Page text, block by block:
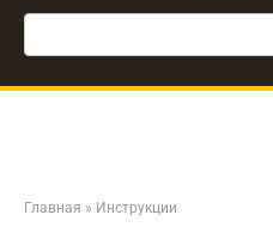
Поиск:
Главная » Инструкции